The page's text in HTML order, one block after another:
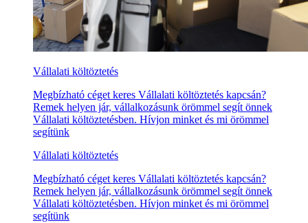
Vállalati költöztetés
Megbízható céget keres Vállalati költöztetés kapcsán?
Remek helyen jár, vállalkozásunk örömmel segít önnek
Vállalati költöztetésben. Hívjon minket és mi örömmel
segítünk
Vállalati költöztetés
Megbízható céget keres Vállalati költöztetés kapcsán?
Remek helyen jár, vállalkozásunk örömmel segít önnek
Vállalati költöztetésben. Hívjon minket és mi örömmel
segítünk